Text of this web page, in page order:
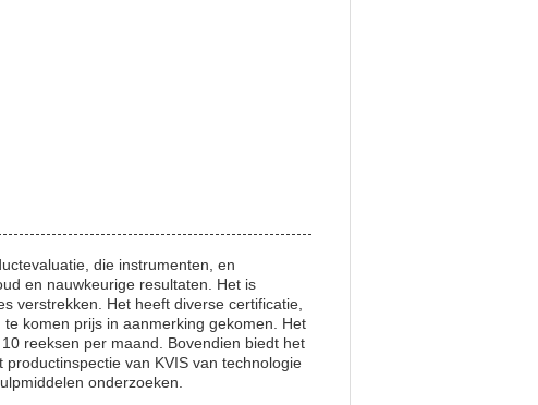
die instrumenten, en
en nauwkeurige resultaten. Het is
verstrekken. Het heeft diverse certificatie,
komen prijs in aanmerking gekomen. Het
reeksen per maand. Bovendien biedt het
van KVIS van technologie
onderzoeken.